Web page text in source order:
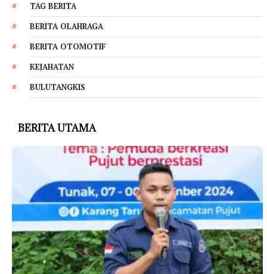
TAG BERITA
BERITA OLAHRAGA
BERITA OTOMOTIF
KEJAHATAN
BULUTANGKIS
BERITA UTAMA